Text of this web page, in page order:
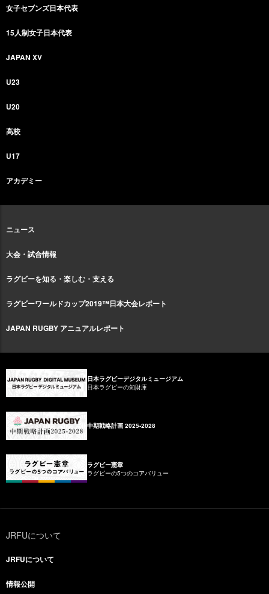
女子セブンズ日本代表
15人制女子日本代表
JAPAN XV
U23
U20
高校
U17
アカデミー
ニュース
大会・試合情報
ラグビーを知る・楽しむ・支える
ラグビーワールドカップ2019™日本大会レポート
JAPAN RUGBY アニュアルレポート
日本ラグビーデジタルミュージアム
日本ラグビーの知財庫
中期戦略計画 2025-2028
ラグビー憲章
ラグビーの5つのコアバリュー
JRFUについて
JRFUについて
情報公開